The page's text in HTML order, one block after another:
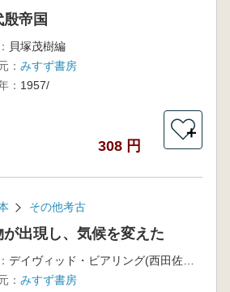
帝国
貝塚茂樹編
： みすず書房
： 1957/
308 円
＋
その他考古
が出現し、気候を変えた
デイヴィッド・ビアリング(西田佐知子訳)
： みすず書房